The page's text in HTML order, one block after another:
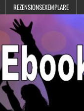
REZENSIONSEXEMPLARE